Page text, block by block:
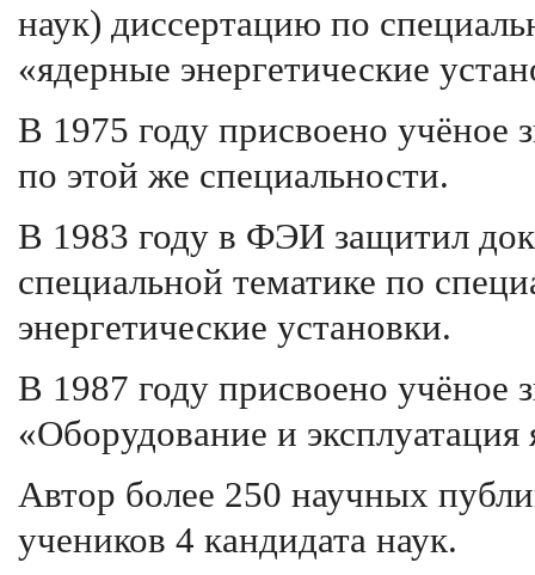
наук) диссертацию по
«ядерные энергетические
В 1975 году присвоено учёное
по этой же специальности.
В 1983 году в ФЭИ защитил
специальной тематике по
энергетические установки.
В 1987 году присвоено учёное
«Оборудование и
Автор более 250 научных
учеников 4 кандидата наук.